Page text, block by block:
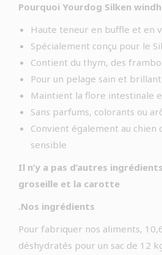
Pourquoi Yourdog Silken
Haute teneur en buffle et en
Spécialement conçu pour le
Contient du thym, des
Pour un pelage sain et brillant
Maintient la flore intestinale
Sans parfums, colorants ou
Convient également au chien
sensible
Il n’y a pas d’autres
groseille et la carotte
.Nos ingrédients
Pour fabriquer nos aliments,
déshydratés pour un sac de 12